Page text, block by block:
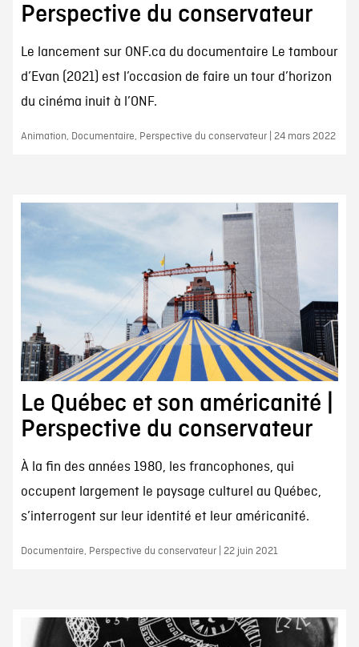
Perspective du conservateur
Le lancement sur ONF.ca du documentaire Le tambour
d’Evan (2021) est l’occasion de faire un tour d’horizon
du cinéma inuit à l’ONF.
Animation, Documentaire, Perspective du conservateur | 24 mars 2022
Le Québec et son américanité |
Perspective du conservateur
À la fin des années 1980, les francophones, qui
occupent largement le paysage culturel au Québec,
s’interrogent sur leur identité et leur américanité.
Documentaire, Perspective du conservateur | 22 juin 2021